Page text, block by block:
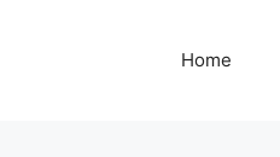
Home